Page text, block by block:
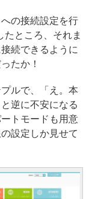
の接続設定を行
ところ、それま
続できるように
たか！
ルで、「え。本
逆に不安になる
トモードも用意
設定しか見せて